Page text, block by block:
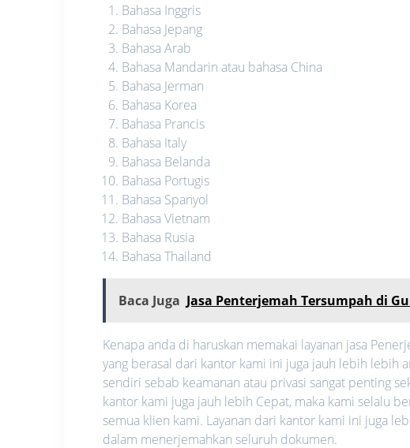
Bahasa Inggris
Bahasa Jepang
Bahasa Arab
Bahasa Mandarin atau bahasa China
Bahasa Jerman
Bahasa Korea
Bahasa Prancis
Bahasa Italy
Bahasa Belanda
Bahasa Portugis
Bahasa Spanyol
Bahasa Vietnam
Bahasa Rusia
Bahasa Thailand
Baca Juga Jasa Penterjemah Tersumpah di
Kenapa anda di haruskan memakai layanan jasa
yang berasal dari kantor kami ini juga jauh lebih lebih
sendiri sebab keamanan atau privasi sangat penting
kantor kami juga jauh lebih Cepat, maka kami selalu
semua klien kami. Layanan dari kantor kami ini juga
dalam menerjemahkan seluruh dokumen.